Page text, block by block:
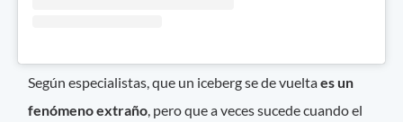
Según especialistas, que un iceberg se de vueltaes un
fenómeno extraño, pero que a veces sucede cuando el